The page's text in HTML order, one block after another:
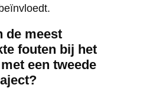
de meest
fouten bij het
een tweede